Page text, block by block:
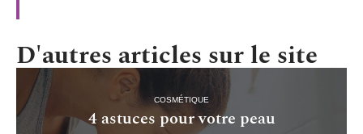
D'autres articles sur le site
COSMÉTIQUE
4 astuces pour votre peau